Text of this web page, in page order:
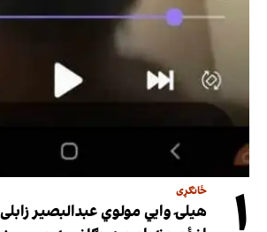
ځانګړی
هیلۍ وایي مولوي عبدالبصیر